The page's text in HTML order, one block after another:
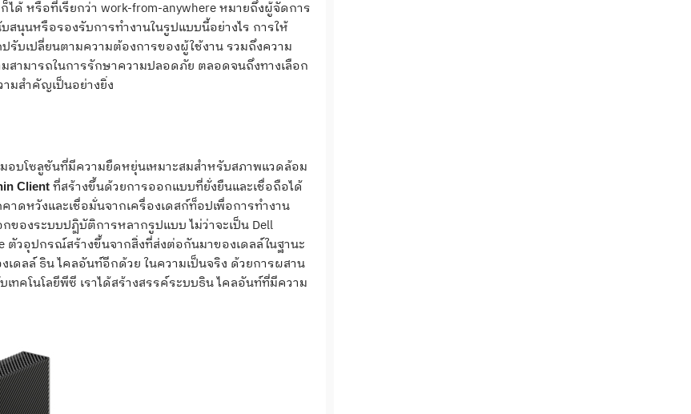
ได้ หรือที่เรียกว่า work-from-anywhere หมายถึงผู้จัดการ
นุนหรือรองรับการทำงานในรูปแบบนี้อย่างไร การให้
รับเปลี่ยนตามความต้องการของผู้ใช้งาน รวมถึงความ
สามารถในการรักษาความปลอดภัย ตลอดจนถึงทางเลือก
มสำคัญเป็นอย่างยิ่ง
อบโซลูชันที่มีความยืดหยุ่นเหมาะสมสำหรับสภาพแวดล้อม
Clientที่สร้างขึ้นด้วยการออกแบบที่ยั่งยืนและเชื่อถือได้
หวังและเชื่อมั่นจากเครื่องเดสก์ท็อปเพื่อการทำงาน
ของระบบปฏิบัติการหลากรูปแบบ ไม่ว่าจะเป็น Dell
ตัวอุปกรณ์สร้างขึ้นจากสิ่งที่ส่งต่อกันมาของเดลล์ในฐานะ
ดลล์ ธิน ไคลอันท์อีกด้วย ในความเป็นจริง ด้วยการผสาน
คโนโลยีพีซี เราได้สร้างสรรค์ระบบธิน ไคลอันท์ที่มีความ